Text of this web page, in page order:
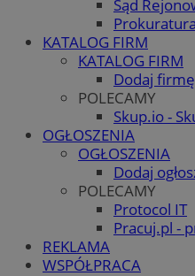
Sąd
KATALOG FIRM
KATALOG FIRM
Dodaj
POLECAMY
Skup.io -
OGŁOSZENIA
OGŁOSZENIA
Dodaj
POLECAMY
Protocol IT
Pracuj.pl -
REKLAMA
WSPÓŁPRACA